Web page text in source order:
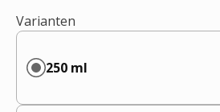
Varianten
250 ml